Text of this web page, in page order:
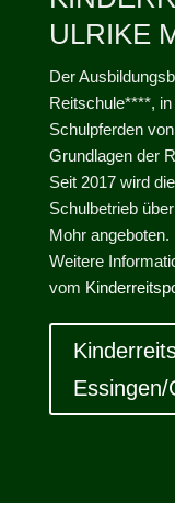
ULRIKE
Der
Reitschule****,
Schulpferden
Grundlagen der
Seit 2017 wird
Schulbetrieb
Mohr angeboten.
Weitere
vom